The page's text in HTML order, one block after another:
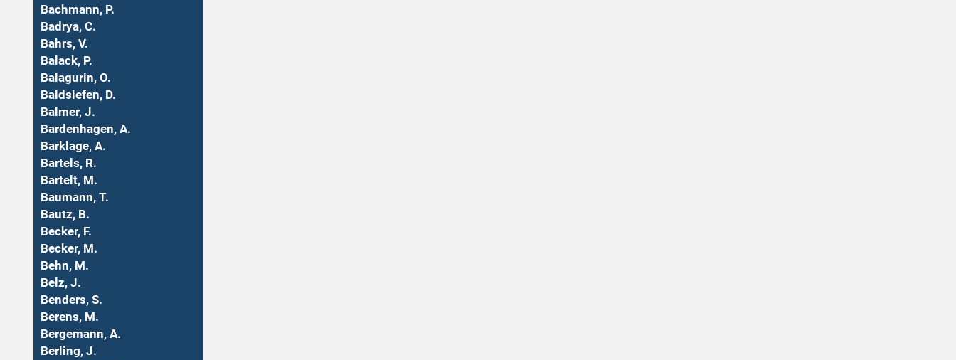
Bachmann, P.
Badrya, C.
Bahrs, V.
Balack, P.
Balagurin, O.
Baldsiefen, D.
Balmer, J.
Bardenhagen, A.
Barklage, A.
Bartels, R.
Bartelt, M.
Baumann, T.
Bautz, B.
Becker, F.
Becker, M.
Behn, M.
Belz, J.
Benders, S.
Berens, M.
Bergemann, A.
Berling, J.